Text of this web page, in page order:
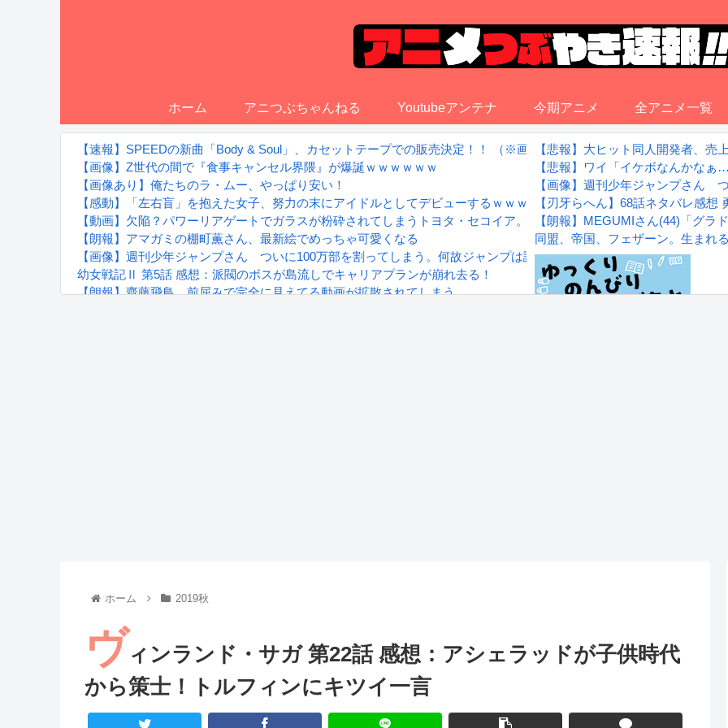
ホーム アニつぶちゃんねる Youtubeアンテナ 今期アニメ 全アニメ一覧
【速報】SPEEDの新曲「Body & Soul」、カセットテープでの販売決定！！ （※画像あり）
【画像】Z世代の間で『食事キャンセル界隈』が爆誕ｗｗｗｗｗｗ
【画像あり】俺たちのラ・ムー、やっぱり安い！
【感動】「左右盲」を抱えた女子、努力の末にアイドルとしてデビューするｗｗｗｗ
【動画】欠陥？パワーリアゲートでガラスが粉砕されてしまうトヨタ・セコイア。
【朗報】アマガミの棚町薫さん、最新絵でめっちゃ可愛くなる
【画像】週刊少年ジャンプさん ついに100万部を割ってしまう。何故ジャンプは読まれなくなったのか
幼女戦記Ⅱ 第5話 感想：派閥のボスが島流しでキャリアプランが崩れ去る！
【朗報】齋藤飛鳥、前屈みで完全に見えてる動画が拡散されてしまう…
【悲報】大ヒット同人開発者、
【悲報】ワイ「イケボなんかな
【画像】週刊少年ジャンプさん
【刃牙らへん】68話ネタバレ感想
【朗報】MEGUMIさん(44)「グラ
同盟、帝国、フェザーン。生まれ
ホーム 2019秋
ヴィンランド・サガ 第22話 感想：アシェラッドが子供時代
から策士！トルフィンにキツイ一言